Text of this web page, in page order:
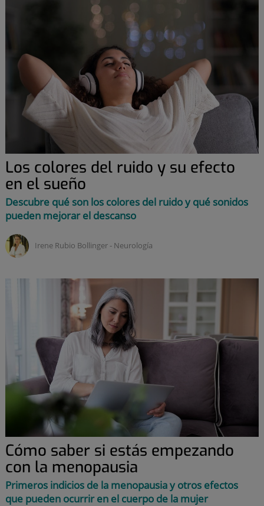
Los colores del ruido y su efecto
en el sueño
Descubre qué son los colores del ruido y qué sonidos
pueden mejorar el descanso
Irene Rubio Bollinger ‑ neurología
Cómo saber si estás empezando
con la menopausia
Primeros indicios de la menopausia y otros efectos
que pueden ocurrir en el cuerpo de la mujer